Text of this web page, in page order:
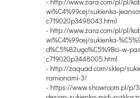
wi%C4%99cej/sukienka-
c719020p3498043.html
- http://www.zara.com/pl/pl/
wi%C4%99cej/sukienka-
d%C5%82ugo%C5%9Bci-w-
c719020p3448005.html
- http://zaquad.com/sklep/
ramionami-3/
- https://www.showroom.pl/p/